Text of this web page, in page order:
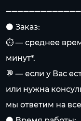
⚫️ Заказ:
⏱️ — среднее
минут*.
💬 — если у Вас
или нужна
мы ответим на